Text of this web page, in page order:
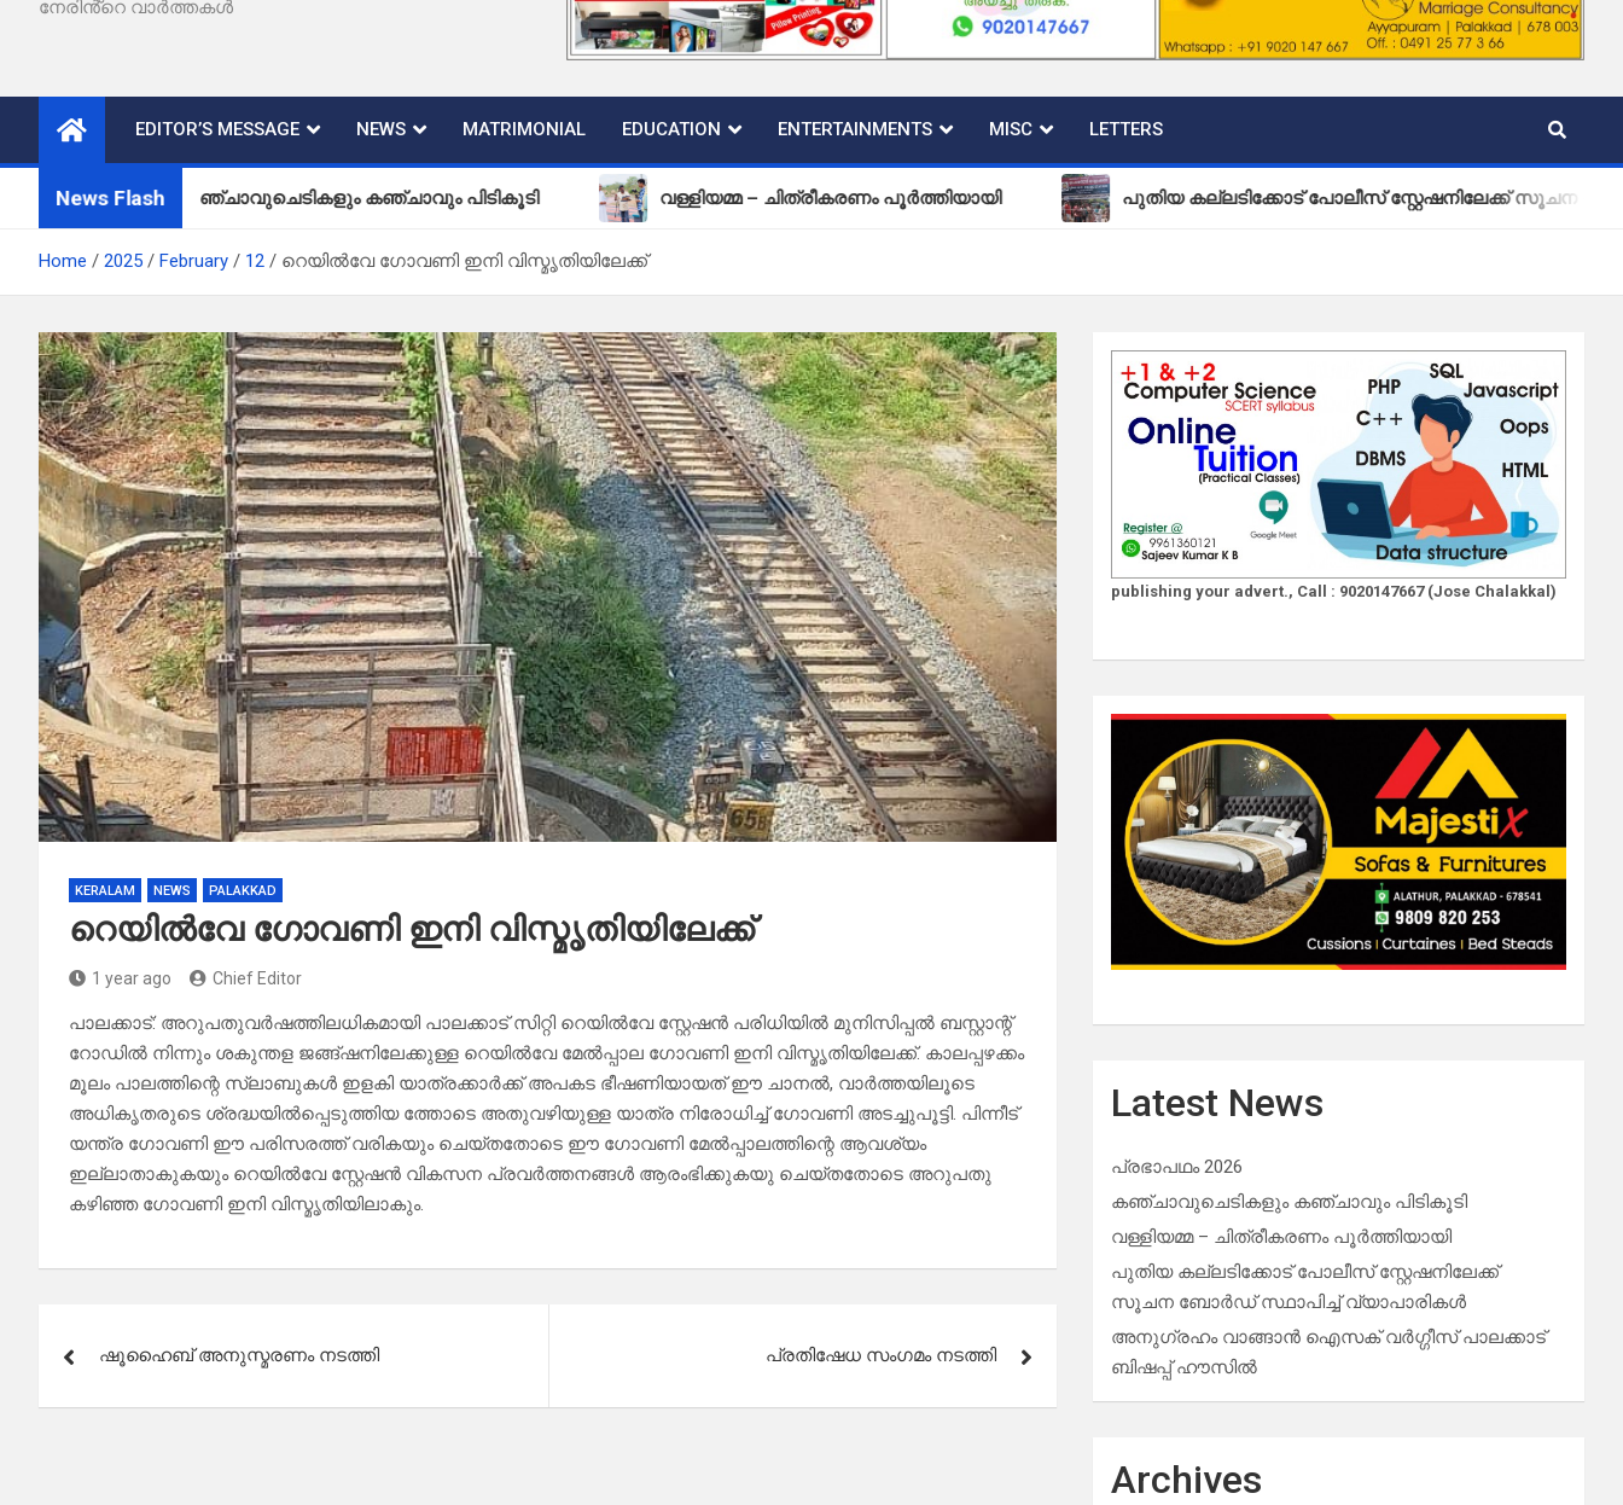
നേരിൻ്റെ വാർത്തകൾ
EDITOR’S MESSAGE NEWS MATRIMONIAL EDUCATION ENTERTAINMENTS MISC LETTERS
News Flash
കഞ്ചാവുചെടികളും കഞ്ചാവും പിടികൂടി വള്ളിയമ്മ – ചിത്രീകരണം പൂർത്തിയായി പുതിയ കല്ലടിക്കോട് പോലീസ് സ്റ്റേഷനിലേക്ക് സൂചന ബോർഡ്
Home 2025 February 12 റെയിൽവേ ഗോവണി ഇനി വിസ്മൃതിയിലേക്ക്
KERALAM NEWS PALAKKAD
റെയിൽവേ ഗോവണി ഇനി വിസ്മൃതിയിലേക്ക്
1 year ago Chief Editor
പാലക്കാട്: അറുപതുവർഷത്തിലധികമായി പാലക്കാട് സിറ്റി റെയിൽവേ സ്റ്റേഷൻ പരിധിയിൽ മുനിസിപ്പൽ ബസ്റ്റാന്റ്
റോഡിൽ നിന്നും ശകുന്തള ജങ്ങ്ഷനിലേക്കുള്ള റെയിൽവേ മേൽപ്പാല ഗോവണി ഇനി വിസ്മൃതിയിലേക്ക്. കാലപ്പഴക്കം
മൂലം പാലത്തിന്റെ സ്ലാബുകൾ ഇളകി യാത്രക്കാർക്ക് അപകട ഭീഷണിയായത് ഈ ചാനൽ, വാർത്തയിലൂടെ
അധികൃതരുടെ ശ്രദ്ധയിൽപ്പെടുത്തിയ ത്തോടെ അതുവഴിയുള്ള യാത്ര നിരോധിച്ച് ഗോവണി അടച്ചുപൂട്ടി. പിന്നീട്
യന്ത്ര ഗോവണി ഈ പരിസരത്ത് വരികയും ചെയ്തതോടെ ഈ ഗോവണി മേൽപ്പാലത്തിന്റെ ആവശ്യം
ഇല്ലാതാകുകയും റെയിൽവേ സ്റ്റേഷൻ വികസന പ്രവർത്തനങ്ങൾ ആരംഭിക്കുകയു ചെയ്തതോടെ അറുപതു
കഴിഞ്ഞ ഗോവണി ഇനി വിസ്മൃതിയിലാകും.
navigation
ഷൂഹൈബ് അനുസ്മരണം നടത്തി പ്രതിഷേധ സംഗമം നടത്തി
publishing your advert., Call : 9020147667 (Jose Chalakkal)
Latest News
പ്രഭാപഥം 2026
കഞ്ചാവുചെടികളും കഞ്ചാവും പിടികൂടി
വള്ളിയമ്മ – ചിത്രീകരണം പൂർത്തിയായി
പുതിയ കല്ലടിക്കോട് പോലീസ് സ്റ്റേഷനിലേക്ക്
സൂചന ബോർഡ് സ്ഥാപിച്ച് വ്യാപാരികൾ
അനുഗ്രഹം വാങ്ങാൻ ഐസക് വര്‍ഗ്ഗീസ് പാലക്കാട്
ബിഷപ്പ് ഹൗസില്‍
Archives